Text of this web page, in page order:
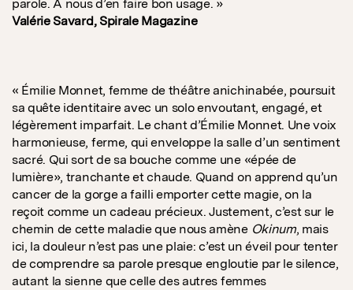
parole. À nous d’en faire bon usage. »
Valérie Savard, Spirale Magazine
« Émilie Monnet, femme de théâtre anichinabée, poursuit
sa quête identitaire avec un solo envoutant, engagé, et
légèrement imparfait. Le chant d’Émilie Monnet. Une voix
harmonieuse, ferme, qui enveloppe la salle d’un sentiment
sacré. Qui sort de sa bouche comme une «épée de
lumière», tranchante et chaude. Quand on apprend qu’un
cancer de la gorge a failli emporter cette magie, on la
reçoit comme un cadeau précieux. Justement, c’est sur le
chemin de cette maladie que nous amène Okinum, mais
ici, la douleur n’est pas une plaie: c’est un éveil pour tenter
de comprendre sa parole presque engloutie par le silence,
autant la sienne que celle des autres femmes